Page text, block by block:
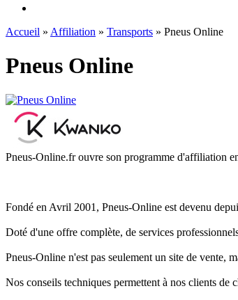
Accueil » Affiliation » Transports » Pneus Online
Pneus Online
Pneus-Online.fr ouvre son programme d'affiliation
Fondé en Avril 2001, Pneus-Online est devenu
Doté d'une offre complète, de services
Pneus-Online n'est pas seulement un site de vente,
Nos conseils techniques permettent à nos clients de